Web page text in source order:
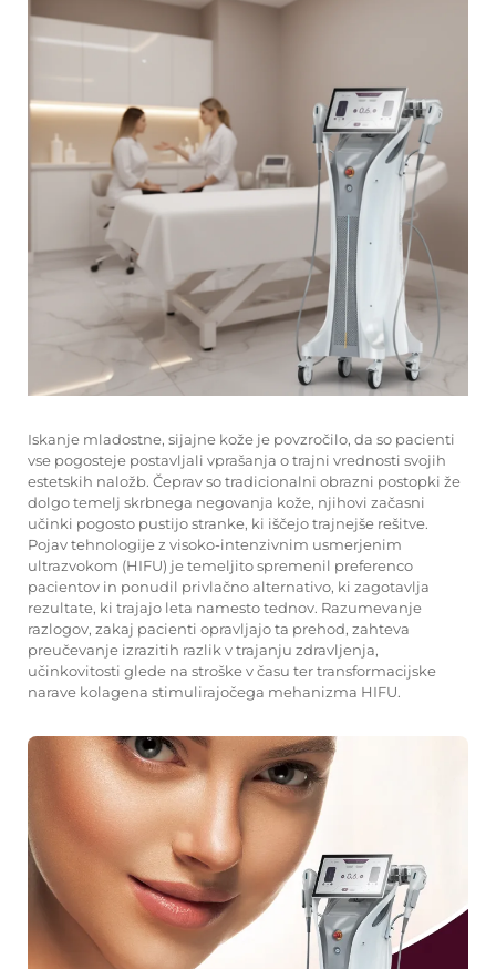
Iskanje mladostne, sijajne kože je povzročilo, da so pacienti
vse pogosteje postavljali vprašanja o trajni vrednosti svojih
estetskih naložb. Čeprav so tradicionalni obrazni postopki že
dolgo temelj skrbnega negovanja kože, njihovi začasni
učinki pogosto pustijo stranke, ki iščejo trajnejše rešitve.
Pojav tehnologije z visoko-intenzivnim usmerjenim
ultrazvokom (HIFU) je temeljito spremenil preferenco
pacientov in ponudil privlačno alternativo, ki zagotavlja
rezultate, ki trajajo leta namesto tednov. Razumevanje
razlogov, zakaj pacienti opravljajo ta prehod, zahteva
preučevanje izrazitih razlik v trajanju zdravljenja,
učinkovitosti glede na stroške v času ter transformacijske
narave kolagena stimulirajočega mehanizma HIFU.